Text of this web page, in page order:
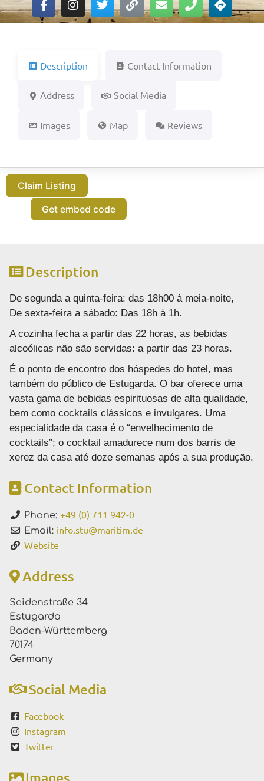
Description Contact Information
Address Social Media
Images Map Reviews
Claim Listing
Get embed code
Description
De segunda a quinta-feira: das 18h00 à meia-noite,
De sexta-feira a sábado: Das 18h à 1h.
A cozinha fecha a partir das 22 horas, as bebidas
alcoólicas não são servidas: a partir das 23 horas.
É o ponto de encontro dos hóspedes do hotel, mas
também do público de Estugarda. O bar oferece uma
vasta gama de bebidas espirituosas de alta qualidade,
bem como cocktails clássicos e invulgares. Uma
especialidade da casa é o “envelhecimento de
cocktails”; o cocktail amadurece num dos barris de
xerez da casa até doze semanas após a sua produção.
Contact Information
Phone: +49 (0) 711 942-0
Email: info.stu@maritim.de
Website
Address
Seidenstraße 34
Estugarda
Baden-Württemberg
70174
Germany
Social Media
Facebook
Instagram
Twitter
Images